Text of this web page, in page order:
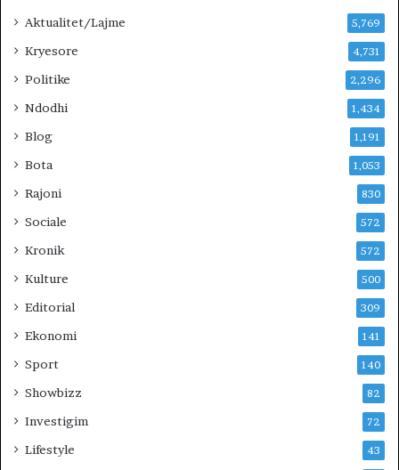
Aktualitet/Lajme 5,769
Kryesore 4,731
Politike 2,296
Ndodhi 1,434
Blog 1,191
Bota 1,053
Rajoni 830
Sociale 572
Kronik 572
Kulture 500
Editorial 309
Ekonomi 141
Sport 140
Showbizz 82
Investigim 72
Lifestyle 43